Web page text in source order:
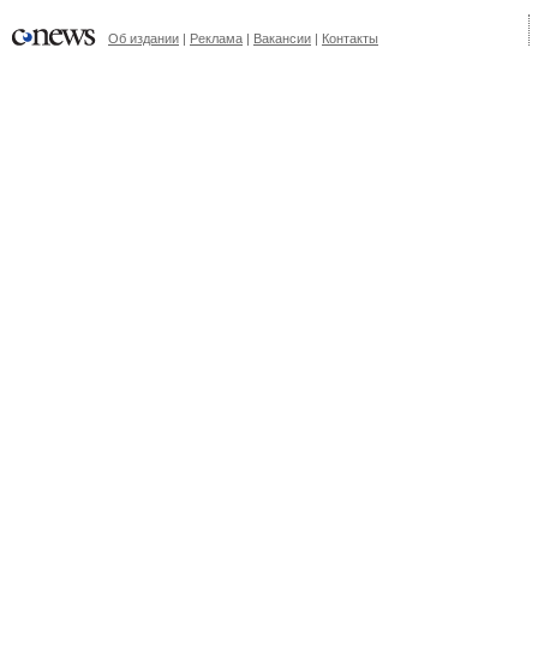
Об издании | Реклама | Вакансии | Контакты